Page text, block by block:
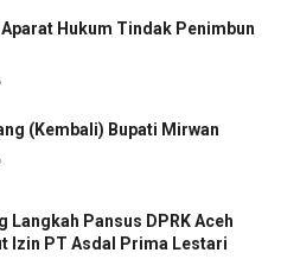
Aparat Hukum Tindak Penimbun
(Kembali) Bupati Mirwan
Langkah Pansus DPRK Aceh
Izin PT Asdal Prima Lestari